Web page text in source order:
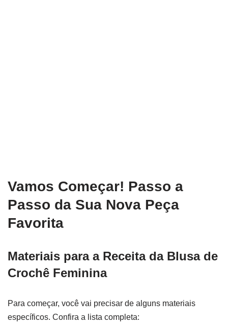
Vamos Começar! Passo a
Passo da Sua Nova Peça
Favorita
Materiais para a Receita da Blusa de
Crochê Feminina
Para começar, você vai precisar de alguns materiais
específicos. Confira a lista completa: